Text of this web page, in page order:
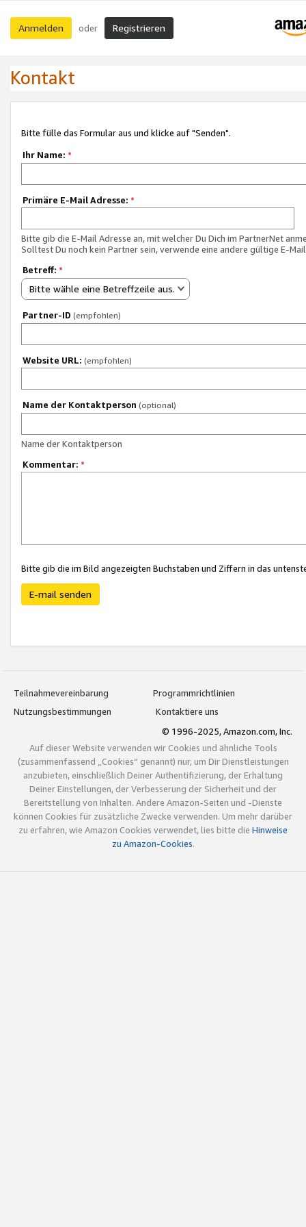
Anmelden oder Registrieren
Kontakt
Bitte fülle das Formular aus und klicke auf "Senden".
Ihr Name: *
Primäre E-Mail Adresse: *
Bitte gib die E-Mail Adresse an, mit welcher Du Dich im PartnerNet
Solltest Du noch kein Partner sein, verwende eine andere gültige E-
Betreff: *
Bitte wähle eine Betreffzeile aus.
Partner-ID (empfohlen)
Website URL: (empfohlen)
Name der Kontaktperson (optional)
Name der Kontaktperson
Kommentar: *
Bitte gib die im Bild angezeigten Buchstaben und Ziffern in das
E-mail senden
Teilnahmevereinbarung
Programmrichtlinien
Nutzungsbestimmungen
Kontaktiere uns
© 1996-2025, Amazon.com, Inc.
Auf dieser Website verwenden wir Cookies und ähnliche Tools
(zusammenfassend „Cookies“ genannt) nur, um Dir Dienstleistungen
anzubieten, einschließlich Deiner Authentifizierung, der Erhaltung
Deiner Einstellungen, der Verbesserung der Sicherheit und der
Bereitstellung von Inhalten. Andere Amazon-Seiten und -Dienste
können Cookies für zusätzliche Zwecke verwenden. Um mehr darüber
zu erfahren, wie Amazon Cookies verwendet, lies bitte die Hinweise
zu Amazon-Cookies.